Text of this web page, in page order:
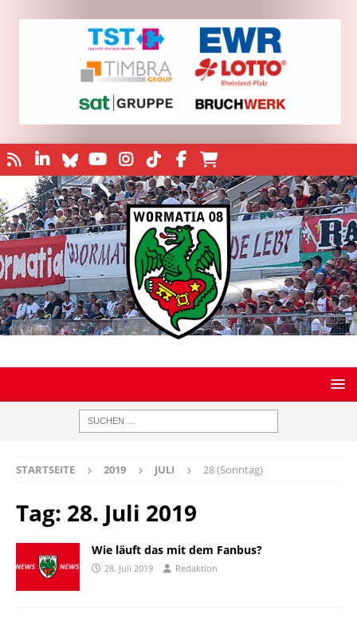
STARTSEITE 2019 JULI 28 (Sonntag)
Tag: 28. Juli 2019
Wie läuft das mit dem Fanbus?
28. Juli 2019 Redaktion